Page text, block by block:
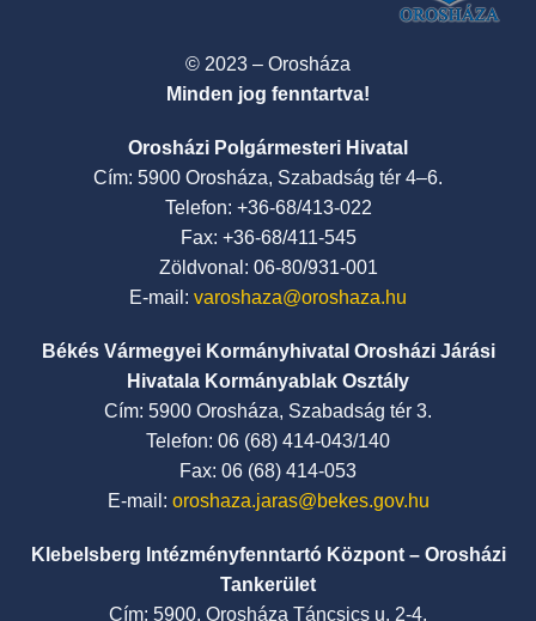
© 2023 – Orosháza
Minden jog fenntartva!
Orosházi Polgármesteri Hivatal
Cím: 5900 Orosháza, Szabadság tér 4–6.
Telefon: +36-68/413-022
Fax: +36-68/411-545
Zöldvonal: 06-80/931-001
E-mail: varoshaza@oroshaza.hu
Békés Vármegyei Kormányhivatal Orosházi Járási
Hivatala Kormányablak Osztály
Cím: 5900 Orosháza, Szabadság tér 3.
Telefon: 06 (68) 414-043/140
Fax: 06 (68) 414-053
E-mail: oroshaza.jaras@bekes.gov.hu
Klebelsberg Intézményfenntartó Központ – Orosházi
Tankerület
Cím: 5900, Orosháza Táncsics u. 2-4.